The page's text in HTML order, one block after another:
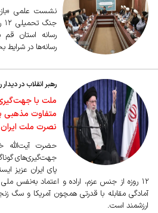
نشست علمی
رسانه استان قم
رسانه‌ها در شرایط
رهبر انقلاب در
ملت با
متفاوت مذهبی
نصرت ملت
حضرت آیت‌الله
جهت‌گیری‌های
پای ایران عزیز
۱۲ روزه از جنس عزم، اراده و اعتماد به‌نفس
آمادگی مقابله با قدرتی همچون آمریکا و سگ
ارزشمند است.